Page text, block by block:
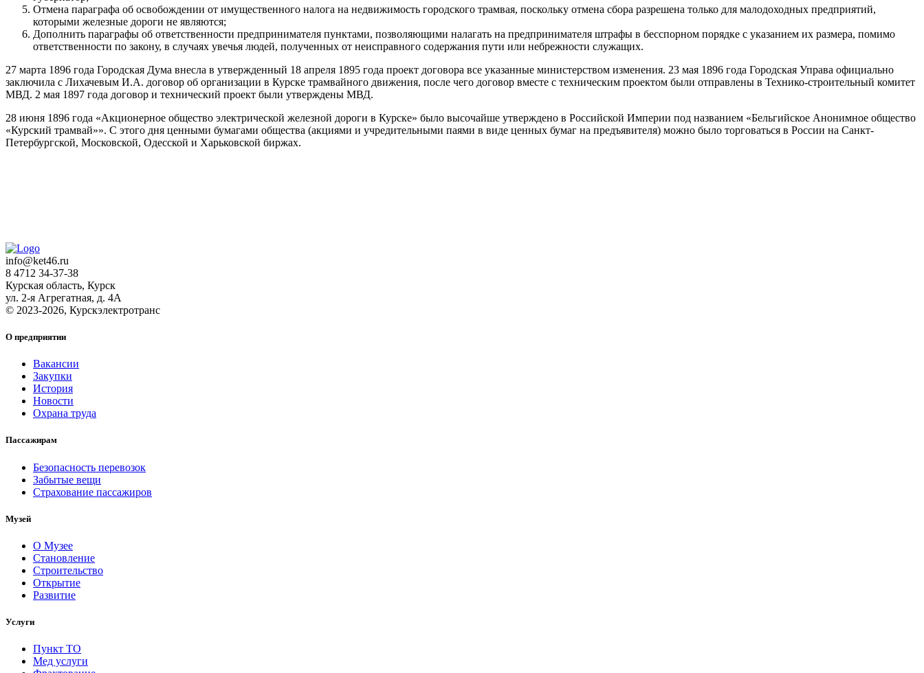
Отмена параграфа об освобождении от имущественного налога на недвижимость городского трамвая, поскольку отмена сбора разрешена только для малодоходных предприятий,
которыми железные дороги не являются;
Дополнить параграфы об ответственности предпринимателя пунктами, позволяющими налагать на предпринимателя штрафы в бесспорном порядке с указанием их размера, помимо
ответственности по закону, в случаях увечья людей, полученных от неисправного содержания пути или небрежности служащих.
27 марта 1896 года Городская Дума внесла в утвержденный 18 апреля 1895 года проект договора все указанные министерством изменения. 23 мая 1896 года Городская Управа официально
заключила с Лихачевым И.А. договор об организации в Курске трамвайного движения, после чего договор вместе с техническим проектом были отправлены в Технико-строительный комитет
МВД. 2 мая 1897 года договор и технический проект были утверждены МВД.
28 июня 1896 года «Акционерное общество электрической железной дороги в Курске» было высочайше утверждено в Российской Империи под названием «Бельгийское Анонимное общество
«Курский трамвай»». С этого дня ценными бумагами общества (акциями и учредительными паями в виде ценных бумаг на предъявителя) можно было торговаться в России на Санкт-
Петербургской, Московской, Одесской и Харьковской биржах.
info@ket46.ru
8 4712 34-37-38
Курская область, Курск
ул. 2‑я Агрегатная, д. 4А
© 2023-2026, Курскэлектротранс
О предприятии
Вакансии
Закупки
История
Новости
Охрана труда
Пассажирам
Безопасность перевозок
Забытые вещи
Страхование пассажиров
Музей
О Музее
Становление
Строительство
Открытие
Развитие
Услуги
Пункт ТО
Мед услуги